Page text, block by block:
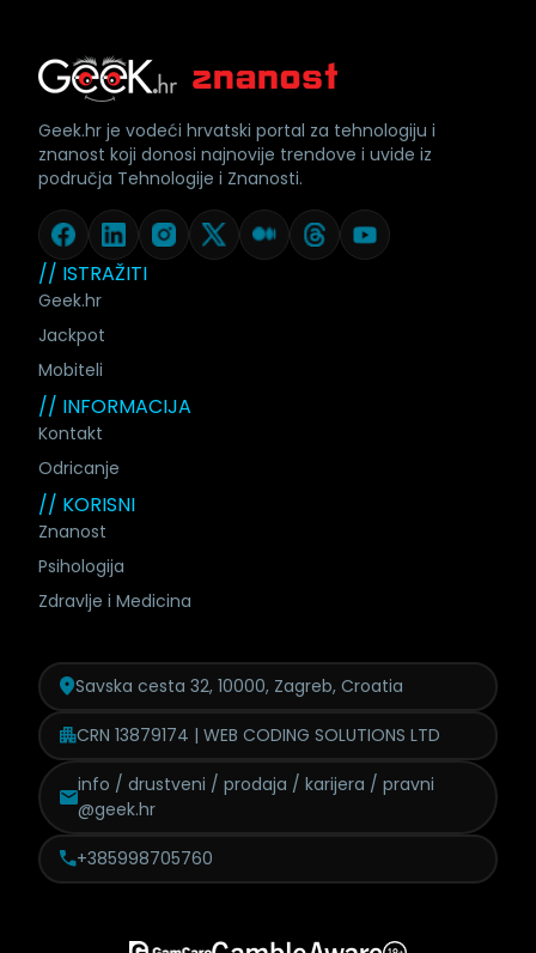
// ISTRAŽITI
Geek.hr
Jackpot
Mobiteli
// INFORMACIJA
Kontakt
Odricanje
// KORISNI
Znanost
Psihologija
Zdravlje i Medicina
Geek.hr je vodeći hrvatski portal za tehnologiju i
znanost koji donosi najnovije trendove i uvide iz
područja Tehnologije i Znanosti.
Savska cesta 32, 10000, Zagreb, Croatia
CRN 13879174 | WEB CODING SOLUTIONS LTD
info / drustveni / prodaja / karijera / pravni
@geek.hr
+385998705760